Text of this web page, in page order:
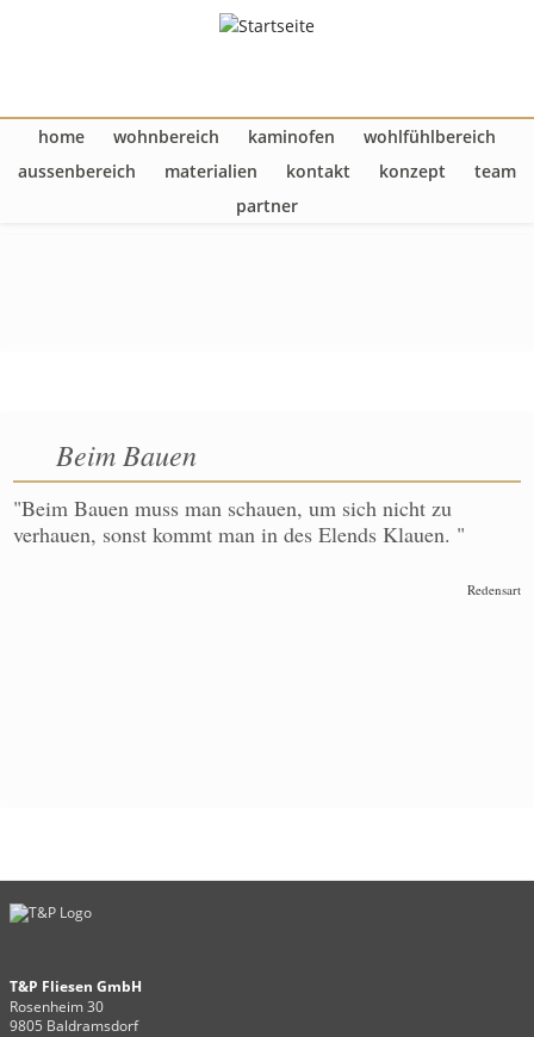
Hauptmenü
home wohnbereich kaminofen
wohlfühlbereich
aussenbereich
materialien kontakt konzept
team
partner
Beim Bauen
"Beim Bauen muss man schauen, um sich nicht zu
verhauen, sonst kommt man in des Elends Klauen. "
Redensart
T&P Fliesen GmbH
Rosenheim 30
9805 Baldramsdorf